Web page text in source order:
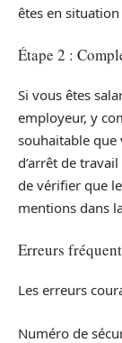
êtes en
Étape 2 :
Si vous êtes
employeur, y
souhaitable
d’arrêt de
de vérifier que
mentions dans
Erreurs
Les erreurs
Numéro de